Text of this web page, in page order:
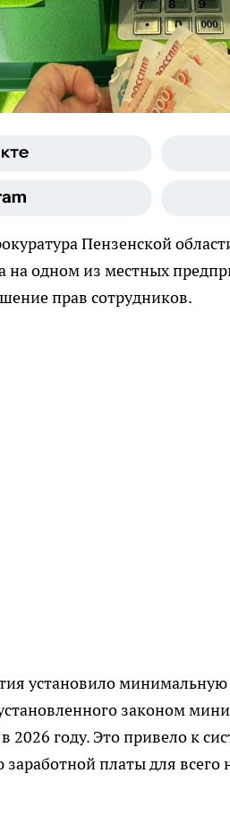
Пензенской
на одном из местных
прав сотрудников.
установило
законом
году. Это привело к
платы для всего